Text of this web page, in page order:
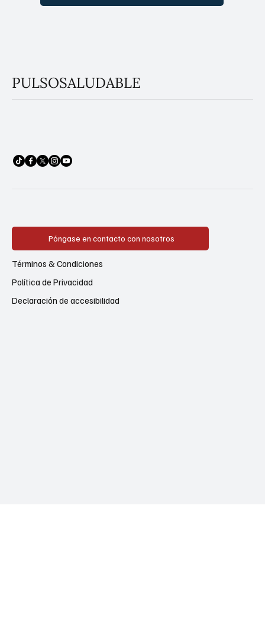
PULSOSALUDABLE
Póngase en contacto con nosotros
Política de Privacidad
Términos & Condiciones
Declaración de accesibilidad